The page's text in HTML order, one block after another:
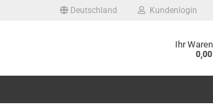
Deutschland Kundenlogin
Ihr
0,00